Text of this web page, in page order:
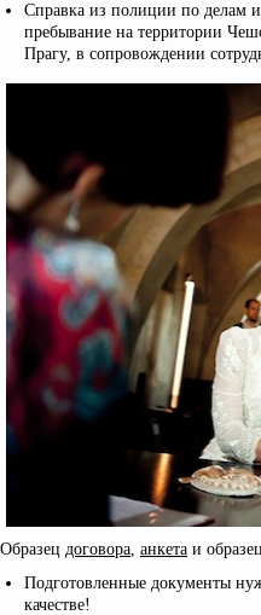
Справка из полиции по делам
пребывание на территории
Прагу, в сопровождении
Образец договора, анкета и
Подготовленные документы
качестве!